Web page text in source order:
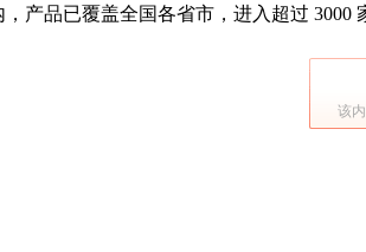
产品已覆盖全国各省市，进入超过 3000
该